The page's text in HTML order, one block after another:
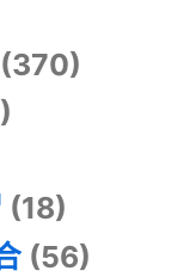
(370)
(18)
(56)